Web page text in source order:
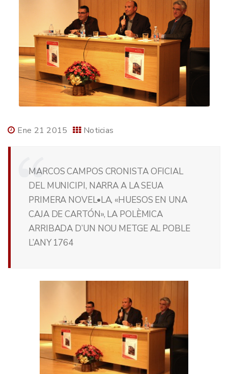
Ene 21 2015 Noticias
MARCOS CAMPOS CRONISTA OFICIAL
DEL MUNICIPI, NARRA A LA SEUA
PRIMERA NOVEL•LA, «HUESOS EN UNA
CAJA DE CARTÓN», LA POLÈMICA
ARRIBADA D’UN NOU METGE AL POBLE
L’ANY 1764